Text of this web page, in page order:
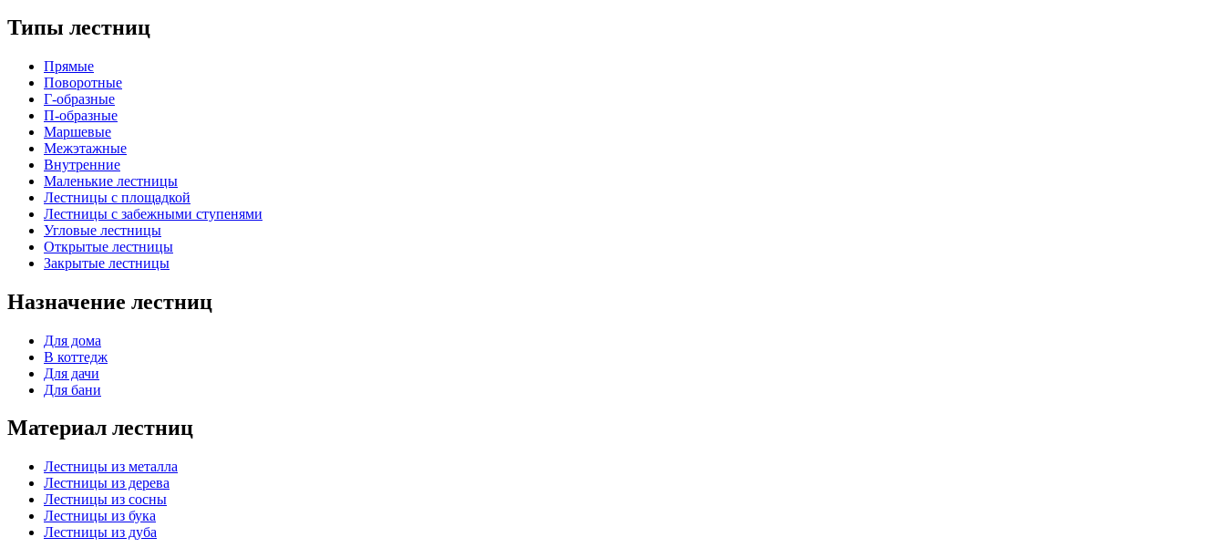
Типы лестниц
Прямые
Поворотные
Г-образные
П-образные
Маршевые
Межэтажные
Внутренние
Маленькие лестницы
Лестницы с площадкой
Лестницы с забежными ступенями
Угловые лестницы
Открытые лестницы
Закрытые лестницы
Назначение лестниц
Для дома
В коттедж
Для дачи
Для бани
Материал лестниц
Лестницы из металла
Лестницы из дерева
Лестницы из сосны
Лестницы из бука
Лестницы из дуба